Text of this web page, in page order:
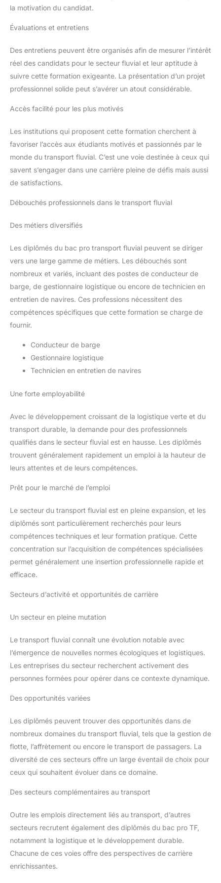
la motivation du candidat.
Évaluations et entretiens
Des entretiens peuvent être organisés afin de mesurer l’intérêt
réel des candidats pour le secteur fluvial et leur aptitude à
suivre cette formation exigeante. La présentation d’un projet
professionnel solide peut s’avérer un atout considérable.
Accès facilité pour les plus motivés
Les institutions qui proposent cette formation cherchent à
favoriser l’accès aux étudiants motivés et passionnés par le
monde du transport fluvial. C’est une voie destinée à ceux qui
savent s’engager dans une carrière pleine de défis mais aussi
de satisfactions.
Débouchés professionnels dans le transport fluvial
Des métiers diversifiés
Les diplômés du bac pro transport fluvial peuvent se diriger
vers une large gamme de métiers. Les débouchés sont
nombreux et variés, incluant des postes de conducteur de
barge, de gestionnaire logistique ou encore de technicien en
entretien de navires. Ces professions nécessitent des
compétences spécifiques que cette formation se charge de
fournir.
Conducteur de barge
Gestionnaire logistique
Technicien en entretien de navires
Une forte employabilité
Avec le développement croissant de la logistique verte et du
transport durable, la demande pour des professionnels
qualifiés dans le secteur fluvial est en hausse. Les diplômés
trouvent généralement rapidement un emploi à la hauteur de
leurs attentes et de leurs compétences.
Prêt pour le marché de l’emploi
Le secteur du transport fluvial est en pleine expansion, et les
diplômés sont particulièrement recherchés pour leurs
compétences techniques et leur formation pratique. Cette
concentration sur l’acquisition de compétences spécialisées
permet généralement une insertion professionnelle rapide et
efficace.
Secteurs d’activité et opportunités de carrière
Un secteur en pleine mutation
Le transport fluvial connaît une évolution notable avec
l’émergence de nouvelles normes écologiques et logistiques.
Les entreprises du secteur recherchent activement des
personnes formées pour opérer dans ce contexte dynamique.
Des opportunités variées
Les diplômés peuvent trouver des opportunités dans de
nombreux domaines du transport fluvial, tels que la gestion de
flotte, l’affrètement ou encore le transport de passagers. La
diversité de ces secteurs offre un large éventail de choix pour
ceux qui souhaitent évoluer dans ce domaine.
Des secteurs complémentaires au transport
Outre les emplois directement liés au transport, d’autres
secteurs recrutent également des diplômés du bac pro TF,
notamment la logistique et le développement durable.
Chacune de ces voies offre des perspectives de carrière
enrichissantes.